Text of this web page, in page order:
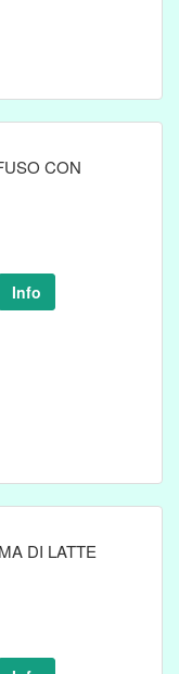
CON
Info
DI LATTE